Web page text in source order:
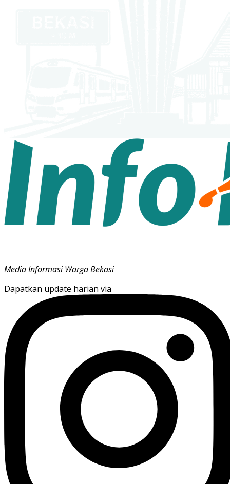
Media Informasi Warga Bekasi
Dapatkan update harian via